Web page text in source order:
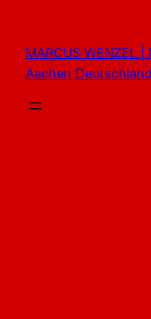
springen
MARCUS WENZEL
Aachen Deutschland